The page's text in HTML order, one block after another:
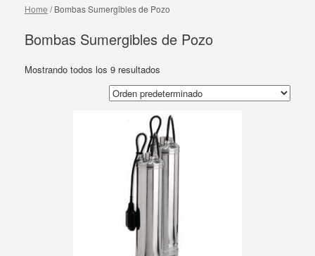
Home / Bombas Sumergibles de Pozo
Bombas Sumergibles de Pozo
Mostrando todos los 9 resultados